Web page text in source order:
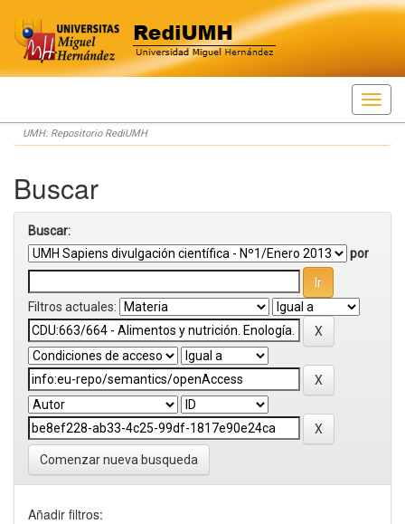
Skip
navigation
UMH: Repositorio RediUMH
Buscar
Buscar:
por
Filtros actuales:
Comenzar nueva busqueda
Añadir filtros: